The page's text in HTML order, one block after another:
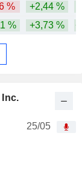
25/05
% +2,44 %
% +3,73 %